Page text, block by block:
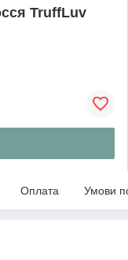
TruffLuv
Оплата Умови